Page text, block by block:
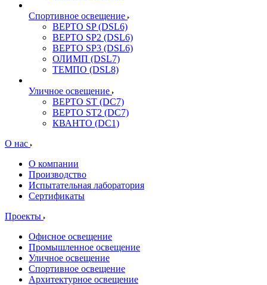
Спортивное освещение
ВЕРТО SP (DSL6)
ВЕРТО SP2 (DSL6)
ВЕРТО SP3 (DSL6)
ОЛИМП (DSL7)
ТЕМПО (DSL8)
Уличное освещение
ВЕРТО ST (DC7)
ВЕРТО ST2 (DC7)
КВАНТО (DC1)
О нас
О компании
Производство
Испытательная лаборатория
Сертификаты
Проекты
Офисное освещение
Промышленное освещение
Уличное освещение
Спортивное освещение
Архитектурное освещение